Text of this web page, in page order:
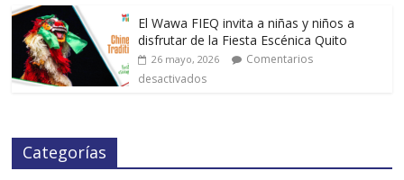
El Wawa FIEQ invita a niñas y niños a
disfrutar de la Fiesta Escénica Quito
26 mayo, 2026
Comentarios
desactivados
Categorías